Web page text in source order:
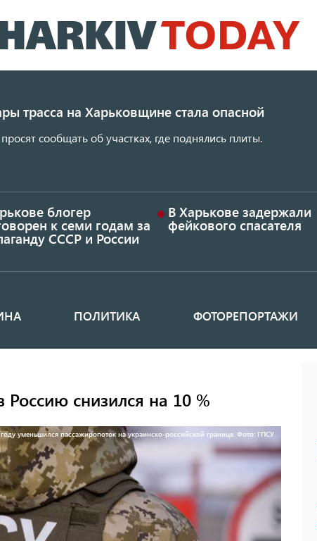
к
основному
трасса на Харьковщине стала опасной
сообщать об участках, где поднялись плиты.
блогер
к семи годам за
СССР и России
В Харькове задержали
фейкового спасателя
ПОЛИТИКА ФОТОРЕПОРТАЖИ
снизился на 10 %
уменьшился пассажиропоток на украинско-российской границе. Фото: ГПСУ